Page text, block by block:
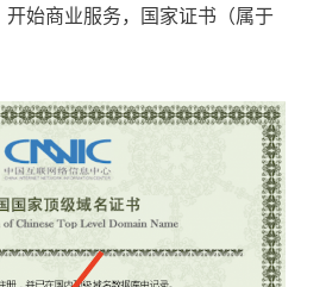
始商业服务，国家证书（属于